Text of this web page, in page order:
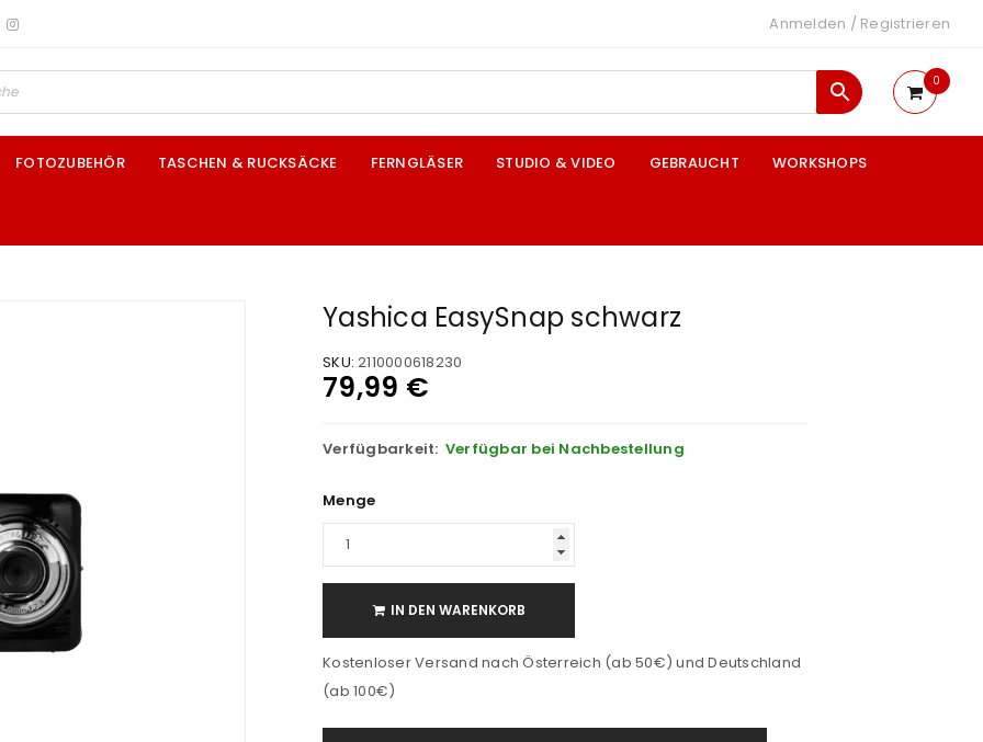
Anmelden / Registrieren
0
FOTOZUBEHÖR TASCHEN & RUCKSÄCKE FERNGLÄSER STUDIO & VIDEO GEBRAUCHT WORKSHOPS
Yashica EasySnap schwarz
SKU: 2110000618230
79,99 €
Verfügbarkeit: Verfügbar bei Nachbestellung
Menge
IN DEN WARENKORB
Kostenloser Versand nach Österreich (ab 50€) und Deutschland
(ab 100€)